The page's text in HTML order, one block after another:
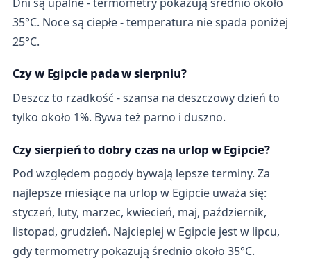
35°C. Noce są ciepłe - temperatura nie spada poniżej
25°C.
Czy w Egipcie pada w sierpniu?
Deszcz to rzadkość - szansa na deszczowy dzień to
tylko około 1%. Bywa też parno i duszno.
Czy sierpień to dobry czas na urlop w Egipcie?
Pod względem pogody bywają lepsze terminy. Za
najlepsze miesiące na urlop w Egipcie uważa się:
styczeń, luty, marzec, kwiecień, maj, październik,
listopad, grudzień. Najcieplej w Egipcie jest w lipcu,
gdy termometry pokazują średnio około 35°C.